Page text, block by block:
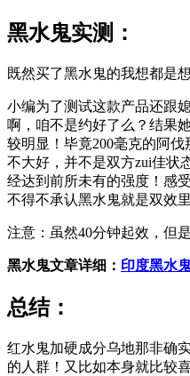
黑水鬼实测：
既然买了黑水鬼的我想都是
小编为了测试这款产品还跟
啊，咱不是约好了么？结果
较明显！毕竟200毫克的阿
不大好，并不是双方zui佳状
经达到前所未有的强度！感
不得不承认黑水鬼就是双效
注意：虽然40分钟起效，但
黑水鬼文章详细： 印度黑水
总结：
红水鬼加硬成分乌地那非确
的人群！又比如本身就比较